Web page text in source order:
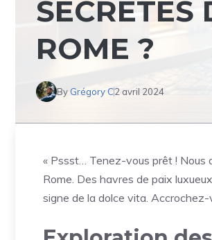
SECRÈTES
ROME ?
ByGrégory C2 avril 2024
« Pssst… Tenez-vous prêt ! Nous
Rome. Des havres de paix
signe de la dolce vita. Accrochez-